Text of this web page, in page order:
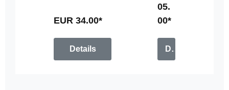
EUR 34.00*
Details
n
g
05.
00*
Details